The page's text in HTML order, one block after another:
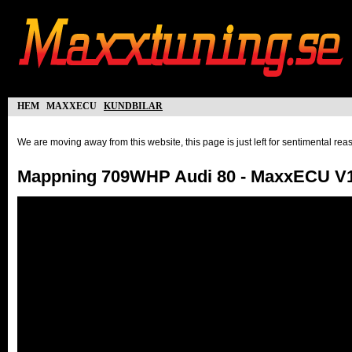
hem maxxecu kundbilar
We are moving away from this website, this page is just left for sentimental
Mappning 709WHP Audi 80 - MaxxECU